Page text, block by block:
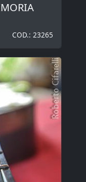
COD.: 23265